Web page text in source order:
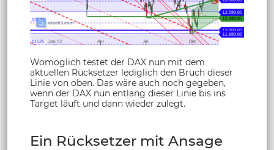
Womöglich testet der DAX nun mit dem
aktuellen Rücksetzer lediglich den Bruch dieser
Linie von oben. Das wäre auch noch gegeben,
wenn der DAX nun entlang dieser Linie bis ins
Target läuft und dann wieder zulegt.
Ein Rücksetzer mit Ansage